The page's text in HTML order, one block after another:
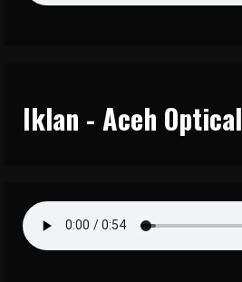
Iklan - Aceh Optical